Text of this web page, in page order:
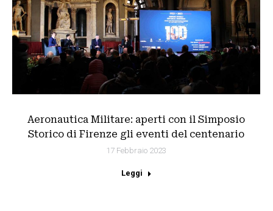
Aeronautica Militare: aperti con il Simposio
Storico di Firenze gli eventi del centenario
17 Febbraio 2023
Leggi